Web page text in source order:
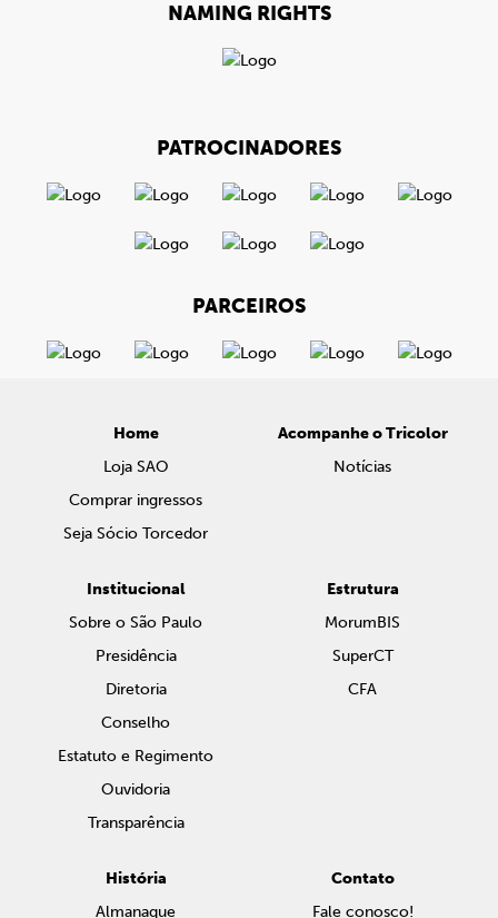
NAMING RIGHTS
PATROCINADORES
PARCEIROS
Home
Loja SAO
Comprar ingressos
Seja Sócio Torcedor
Acompanhe o Tricolor
Notícias
Institucional
Sobre o São Paulo
Presidência
Diretoria
Conselho
Estatuto e Regimento
Ouvidoria
Transparência
Estrutura
MorumBIS
SuperCT
CFA
História
Almanaque
Contato
Fale conosco!